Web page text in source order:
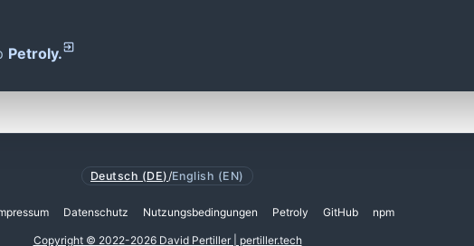
Petroly.
Deutsch (DE) /English (EN)
Datenschutz Nutzungsbedingungen Petroly GitHub npm
Copyright © 2022-2026 David Pertiller | pertiller.tech